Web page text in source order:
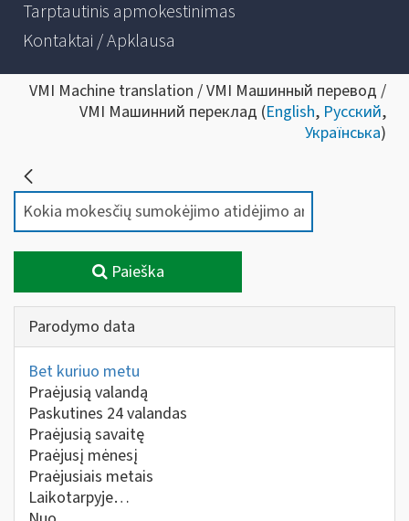
Tarptautinis apmokestinimas
Kontaktai / Apklausa
VMI Machine translation / VMI Машинный перевод /
VMI Машинний переклад (English, Русский,
Українська)
Paieška
Parodymo data
Bet kuriuo metu
Praėjusią valandą
Paskutines 24 valandas
Praėjusią savaitę
Praėjusį mėnesį
Praėjusiais metais
Laikotarpyje…